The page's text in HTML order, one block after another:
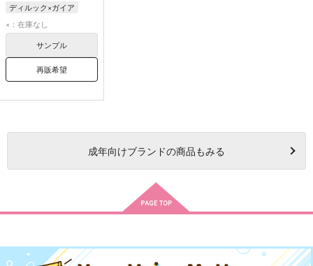
ディルック×ガイア
ディルック
×：在庫なし
サンプル
再販希望
成年向けブランドの商品もみる